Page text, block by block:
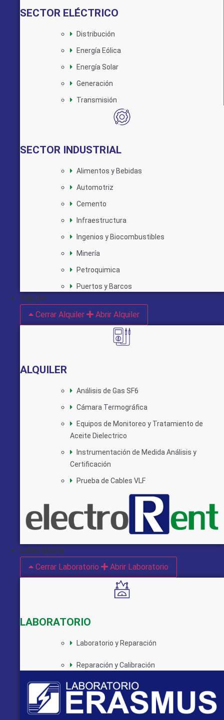
SECTOR ELÉCTRICO
Distribución
Energía Eólica
Energía Solar
Generación
Transmisión
SECTOR INDUSTRIAL
Alimentos y Bebidas
Automotriz
Cemento
Infraestructura
Ingenios y Biocombustibles
Minería
Petroquimica
Puertos y Barcos
Alquiler
Cerrar Alquiler
Abrir Alquiler
ALQUILER
Análisis de Gas SF6
Cámara Termográfica
Equipos de Monitoreo y Tratamiento de
Aceite Dielectrico
Instrumentación de Medida Análisis y
Certificación
Prueba de Cables VLF
Laboratorio
Cerrar Laboratorio
Abrir Laboratorio
LABORATORIO
Laboratorio y Reparación
Reparación y Calibración